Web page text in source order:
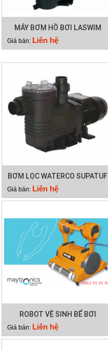
MÁY BƠM HỒ BƠI LASWIM
WL-KP756
Giá bán: Liên hệ
BƠM LỌC WATERCO SUPATUF
300
Giá bán: Liên hệ
ROBOT VỆ SINH BỂ BƠI
DOLPHIN WAVE 75
Giá bán: Liên hệ